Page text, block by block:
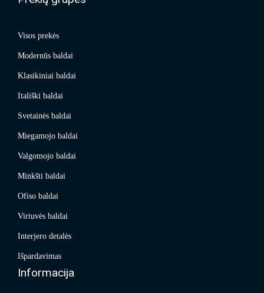
Visos prekės
Modernūs baldai
Klasikiniai baldai
Itališki baldai
Svetainės baldai
Miegamojo baldai
Valgomojo baldai
Minkšti baldai
Ofiso baldai
Virtuvės baldai
Interjero detalės
Išpardavimas
Informacija